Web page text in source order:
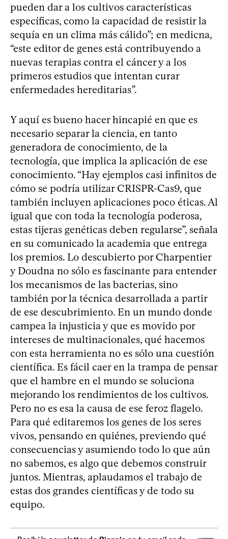
pueden dar a los cultivos características
específicas, como la capacidad de resistir la
sequía en un clima más cálido”; en medicna,
“este editor de genes está contribuyendo a
nuevas terapias contra el cáncer y a los
primeros estudios que intentan curar
enfermedades hereditarias”.
Y aquí es bueno hacer hincapié en que es
necesario separar la ciencia, en tanto
generadora de conocimiento, de la
tecnología, que implica la aplicación de ese
conocimiento. “Hay ejemplos casi infinitos de
cómo se podría utilizar CRISPR-Cas9, que
también incluyen aplicaciones poco éticas. Al
igual que con toda la tecnología poderosa,
estas tijeras genéticas deben regularse”, señala
en su comunicado la academia que entrega
los premios. Lo descubierto por Charpentier
y Doudna no sólo es fascinante para entender
los mecanismos de las bacterias, sino
también por la técnica desarrollada a partir
de ese descubrimiento. En un mundo donde
campea la injusticia y que es movido por
intereses de multinacionales, qué hacemos
con esta herramienta no es sólo una cuestión
científica. Es fácil caer en la trampa de pensar
que el hambre en el mundo se soluciona
mejorando los rendimientos de los cultivos.
Pero no es esa la causa de ese feroz flagelo.
Para qué editaremos los genes de los seres
vivos, pensando en quiénes, previendo qué
consecuencias y asumiendo todo lo que aún
no sabemos, es algo que debemos construir
juntos. Mientras, aplaudamos el trabajo de
estas dos grandes científicas y de todo su
equipo.